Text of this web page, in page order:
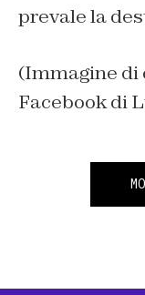
prevale la
(Immagine di
Facebook di